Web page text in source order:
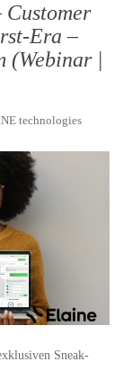
Era –
(Webinar |
technologies
Sneak-